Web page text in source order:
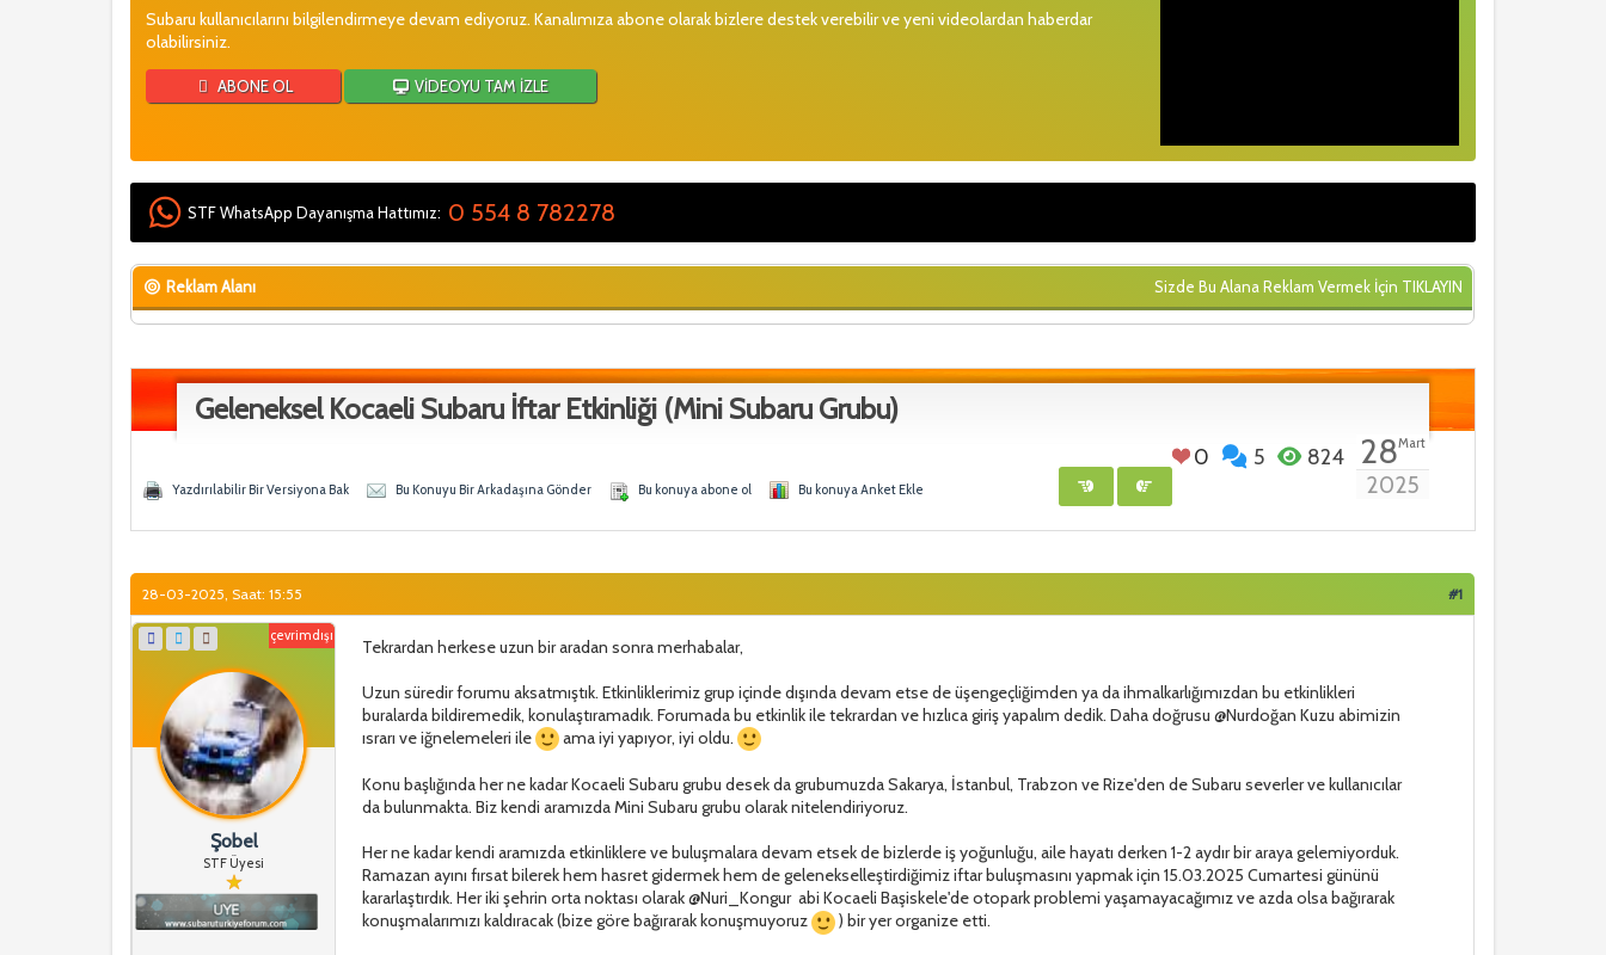
Subaru kullanıcılarını bilgilendirmeye devam ediyoruz. Kanalımıza abone olarak bizlere destek verebilir ve yeni videolardan haberdar
olabilirsiniz.
ABONE OL VİDEOYU TAM İZLE
STF WhatsApp Dayanışma Hattımız: 0 554 8 782278
Reklam Alanı Sizde Bu Alana Reklam Vermek İçin TIKLAYIN
Geleneksel Kocaeli Subaru İftar Etkinliği (Mini Subaru Grubu)
0 5 824 28Mart
2025
Yazdırılabilir Bir Versiyona Bak Bu Konuyu Bir Arkadaşına Gönder Bu konuya abone ol Bu konuya Anket Ekle
#1
28-03-2025, Saat: 15:55
çevrimdışı
Şobel
STF Üyesi
Tekrardan herkese uzun bir aradan sonra merhabalar,
Uzun süredir forumu aksatmıştık. Etkinliklerimiz grup içinde dışında devam etse de üşengeçliğimden ya da ihmalkarlığımızdan bu etkinlikleri
buralarda bildiremedik, konulaştıramadık. Forumada bu etkinlik ile tekrardan ve hızlıca giriş yapalım dedik. Daha doğrusu @Nurdoğan Kuzu abimizin
ısrarı ve iğnelemeleri ile
ama iyi yapıyor, iyi oldu.
Konu başlığında her ne kadar Kocaeli Subaru grubu desek da grubumuzda Sakarya, İstanbul, Trabzon ve Rize'den de Subaru severler ve kullanıcılar
da bulunmakta. Biz kendi aramızda Mini Subaru grubu olarak nitelendiriyoruz.
Her ne kadar kendi aramızda etkinliklere ve buluşmalara devam etsek de bizlerde iş yoğunluğu, aile hayatı derken 1-2 aydır bir araya gelemiyorduk.
Ramazan ayını fırsat bilerek hem hasret gidermek hem de gelenekselleştirdiğimiz iftar buluşmasını yapmak için 15.03.2025 Cumartesi gününü
kararlaştırdık. Her iki şehrin orta noktası olarak @Nuri_Kongur abi Kocaeli Başiskele'de otopark problemi yaşamayacağımız ve azda olsa bağırarak
konuşmalarımızı kaldıracak (bize göre bağırarak konuşmuyoruz
) bir yer organize etti.